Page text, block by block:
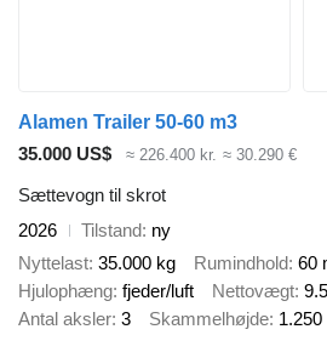
Alamen Trailer 50-60 m3
35.000 US$
≈ 226.400 kr. ≈ 30.290 €
Sættevogn til skrot
2026
Tilstand ny
Nyttelast 35.000 kg Rumindhold 60
Hjulophæng fjeder/luft Nettovægt
Antal aksler 3 Skammelhøjde